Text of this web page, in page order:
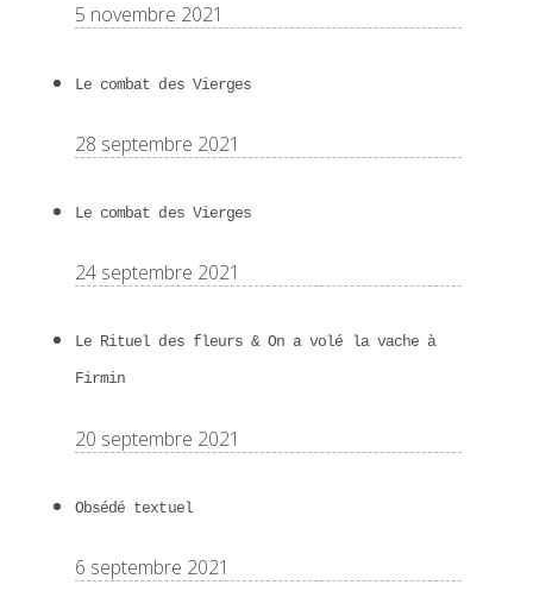
5 novembre 2021
Le combat des Vierges
28 septembre 2021
Le combat des Vierges
24 septembre 2021
Le Rituel des fleurs & On a volé la vache à
Firmin
20 septembre 2021
Obsédé textuel
6 septembre 2021